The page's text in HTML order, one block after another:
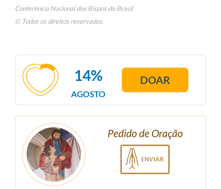
Conferência Nacional dos Bispos do Brasil
© Todos os direitos reservados.
AGOSTO
14% DOAR
Pedido de Oração
ENVIAR